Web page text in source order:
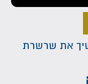
את שרשרת